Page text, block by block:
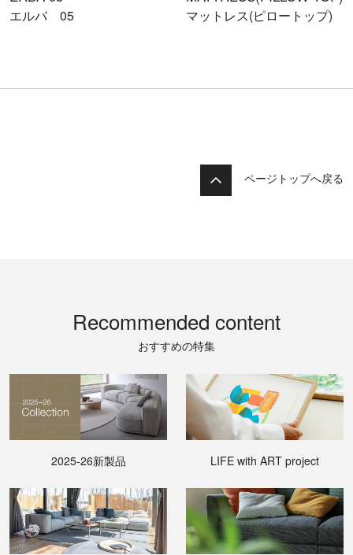
エルバ 05 マットレス(ピロートップ)
ページトップへ戻る
Recommended content
おすすめの特集
2025-26新製品 LIFE with ART project